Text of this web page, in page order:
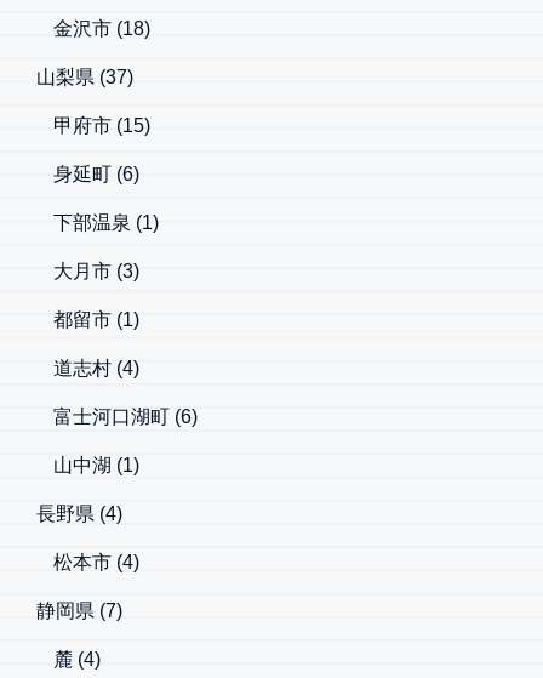
金沢市 (18)
山梨県 (37)
甲府市 (15)
身延町 (6)
下部温泉 (1)
大月市 (3)
都留市 (1)
道志村 (4)
富士河口湖町 (6)
山中湖 (1)
長野県 (4)
松本市 (4)
静岡県 (7)
麓 (4)